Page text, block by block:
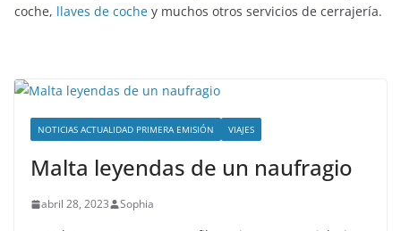
coche, llaves de coche y muchos otros servicios de cerrajería.
NOTICIAS ACTUALIDAD PRIMERA EMISIÓN VIAJES
Malta leyendas de un naufragio
abril 28, 2023 Sophia